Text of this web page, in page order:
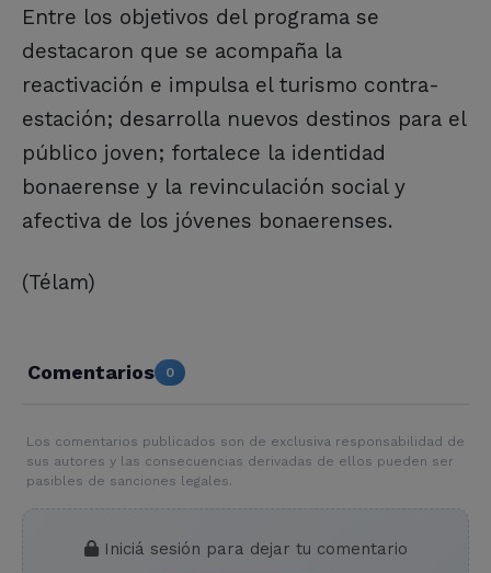
Entre los objetivos del programa se
destacaron que se acompaña la
reactivación e impulsa el turismo contra-
estación; desarrolla nuevos destinos para el
público joven; fortalece la identidad
bonaerense y la revinculación social y
afectiva de los jóvenes bonaerenses.
(Télam)
Comentarios 0
Los comentarios publicados son de exclusiva responsabilidad de
sus autores y las consecuencias derivadas de ellos pueden ser
pasibles de sanciones legales.
Iniciá sesión para dejar tu comentario